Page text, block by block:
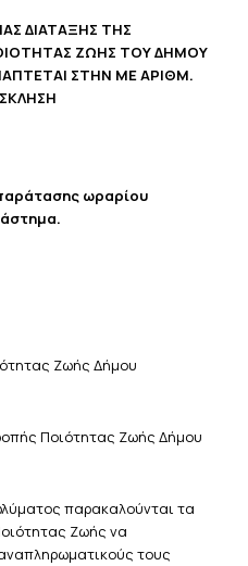
ΔΙΑΤΑΞΗΣ ΤΗΣ
ΖΩΗΣ ΤΟΥ ΔΗΜΟΥ
ΣΤΗΝ ΜΕ ΑΡΙΘΜ.
ωραρίου
Ζωής Δήμου
Ποιότητας Ζωής Δήμου
παρακαλούνται τα
Ζωής να
τους